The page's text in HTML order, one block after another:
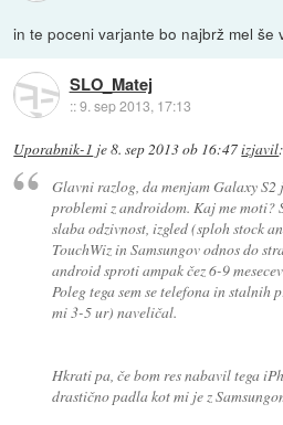
in te poceni varjante bo najbrž mel še
SLO_Matej
::9. sep 2013, 17:13
Uporabnik-1 je8. sep 2013 ob 16:47izjavil:
Glavni razlog, da menjam Galaxy S2
problemi z androidom. Kaj me moti?
slaba odzivnost, izgled (sploh stock
TouchWiz in Samsungov odnos do
android sproti ampak čez 6-9
Poleg tega sem se telefona in stalnih
mi 3-5 ur) naveličal.
Hkrati pa, če bom res nabavil tega
drastično padla kot mi je z